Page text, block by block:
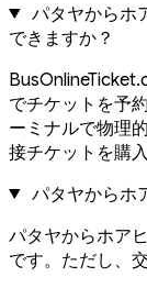
パタヤからホ
できますか？
でチケットを予
ーミナルで物理
接チケットを購
パタヤからホ
パタヤからホア
です。ただし、